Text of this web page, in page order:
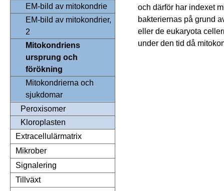
EM-bild av mitokondrie
EM-bild av mitokondrier,
2
Mitokondriens
ursprung och
förökning
Mitokondrierna och
sjukdomar
Peroxisomer
Kloroplasten
Extracellulärmatrix
Mikrober
Signalering
Tillväxt
och därför har indexet
bakteriernas på grund
eller de eukaryota
under den tid då